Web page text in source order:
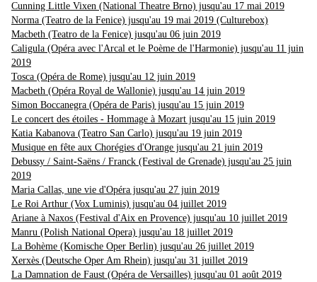
Cunning Little Vixen (National Theatre Brno) jusqu'au 17 mai 2019
Norma (Teatro de la Fenice) jusqu'au 19 mai 2019 (Culturebox)
Macbeth (Teatro de la Fenice) jusqu'au 06 juin 2019
Caligula (Opéra avec l'Arcal et le Poème de l'Harmonie) jusqu'au 11 juin
2019
Tosca (Opéra de Rome) jusqu'au 12 juin 2019
Macbeth (Opéra Royal de Wallonie) jusqu'au 14 juin 2019
Simon Boccanegra (Opéra de Paris) jusqu'au 15 juin 2019
Le concert des étoiles - Hommage à Mozart jusqu'au 15 juin 2019
Katia Kabanova (Teatro San Carlo) jusqu'au 19 juin 2019
Musique en fête aux Chorégies d'Orange jusqu'au 21 juin 2019
Debussy / Saint-Saëns / Franck (Festival de Grenade) jusqu'au 25 juin
2019
Maria Callas, une vie d'Opéra jusqu'au 27 juin 2019
Le Roi Arthur (Vox Luminis) jusqu'au 04 juillet 2019
Ariane à Naxos (Festival d'Aix en Provence) jusqu'au 10 juillet 2019
Manru (Polish National Opera) jusqu'au 18 juillet 2019
La Bohème (Komische Oper Berlin) jusqu'au 26 juillet 2019
Xerxès (Deutsche Oper Am Rhein) jusqu'au 31 juillet 2019
La Damnation de Faust (Opéra de Versailles) jusqu'au 01 août 2019